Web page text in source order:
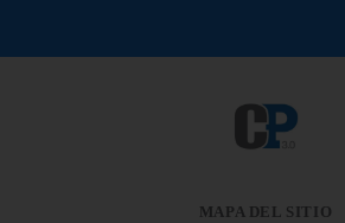
MAPA DEL SITIO